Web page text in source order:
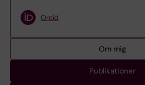
Orcid
Om mig
Publikationer